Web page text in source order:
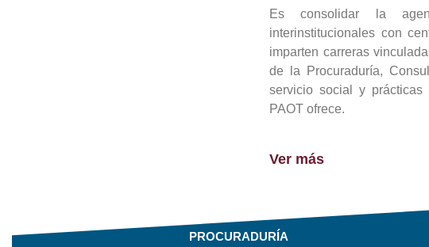
Es consolidar la
interinstitucionales con
imparten carreras
de la Procuraduría,
servicio social y prácticas
PAOT ofrece.
Ver más
PROCURADURÍA